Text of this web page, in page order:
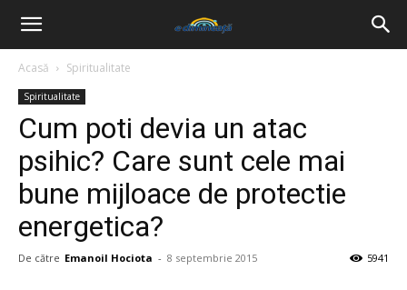
Acasă Spiritualitate
Spiritualitate
Cum poti devia un atac
psihic? Care sunt cele mai
bune mijloace de protectie
energetica?
De către Emanoil Hociota - 8 septembrie 2015 5941